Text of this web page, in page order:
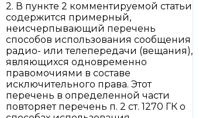
2. В пункте 2 комментируемой статьи
содержится примерный,
неисчерпывающий перечень
способов использования сообщения
радио- или телепередачи (вещания),
являющихся одновременно
правомочиями в составе
исключительного права. Этот
перечень в определенной части
повторяет перечень п. 2 ст. 1270 ГК о